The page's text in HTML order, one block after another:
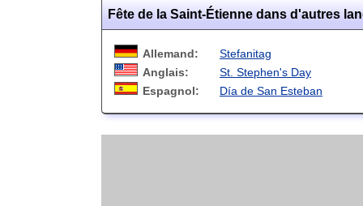
Fête de la Saint-Étienne dans d'autres
Allemand:
Stefanitag
Anglais:
St. Stephen's Day
Espagnol:
Día de San Esteban